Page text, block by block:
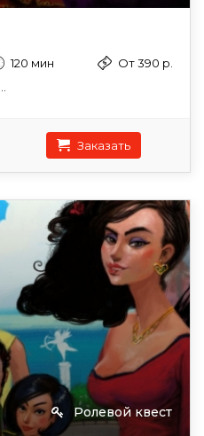
120 мин
От 390 р.
Заказать
Ролевой квест